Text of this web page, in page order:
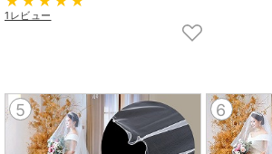
1レビュー
5 6